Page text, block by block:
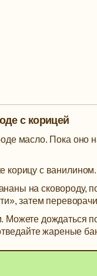
с корицей
масло. Пока оно
корицу с ванилином.
на сковороду,
затем
дождаться
жареные